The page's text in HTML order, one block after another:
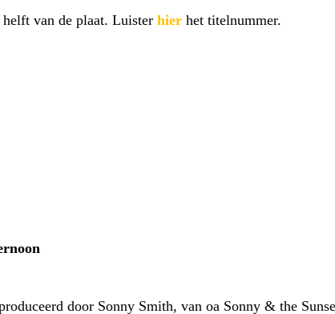
van de plaat. Luister hier het titelnummer.
door Sonny Smith, van oa Sonny & the